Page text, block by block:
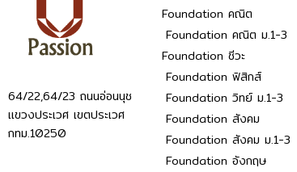
64/22,64/23 ถนนอ่อนนุช
แขวงประเวศ เขตประเวศ
กทม.10250
Foundation คณิต
Foundation คณิต ม.1-3
Foundation ชีวะ
Foundation ฟิสิกส์
Foundation วิทย์ ม.1-3
Foundation สังคม
Foundation สังคม ม.1-3
Foundation อังกฤษ